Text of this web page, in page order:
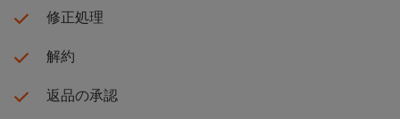
修正処理
解約
返品の承認